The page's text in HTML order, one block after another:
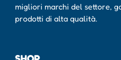
migliori marchi del settore,
prodotti di alta qualità.